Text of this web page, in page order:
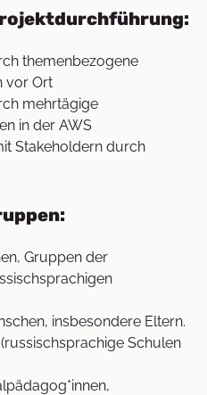
themenbezogene
vor Ort
mehrtägige
in der AWS
Stakeholdern durch
Gruppen der
insbesondere Eltern.
Schulen